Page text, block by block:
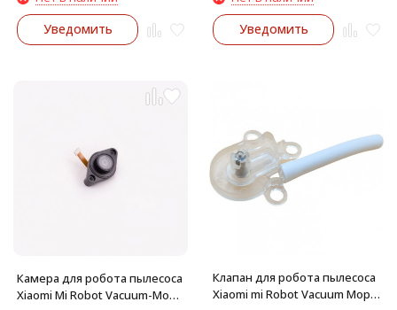
Уведомить Уведомить
Камера для робота пылесоса
Xiaomi Mi Robot Vacuum-Mop
Клапан для робота пылесоса
Xiaomi mi Robot Vacuum Mop